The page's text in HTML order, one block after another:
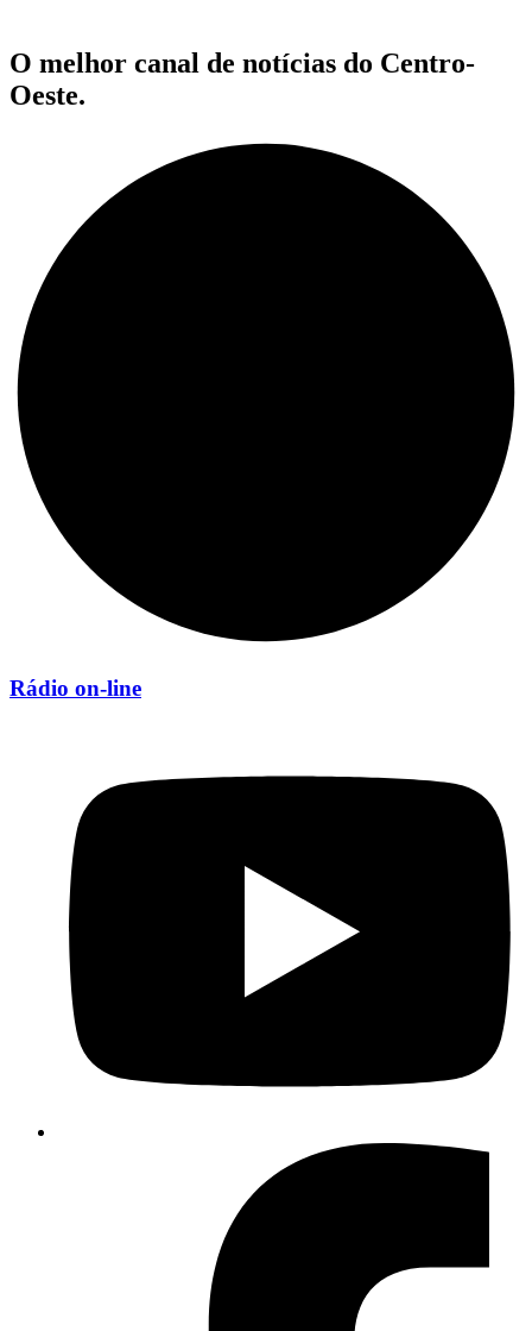
O melhor canal de notícias do Centro-
Oeste.
Rádio on-line